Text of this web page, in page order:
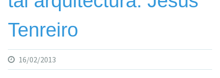
Tenreiro
16/02/2013